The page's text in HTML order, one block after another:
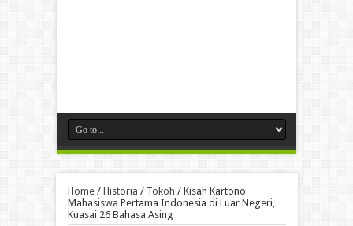
Home/ Historia / Tokoh / Kisah Kartono
Mahasiswa Pertama Indonesia di Luar Negeri,
Kuasai 26 Bahasa Asing